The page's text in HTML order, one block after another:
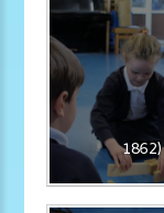
1862)